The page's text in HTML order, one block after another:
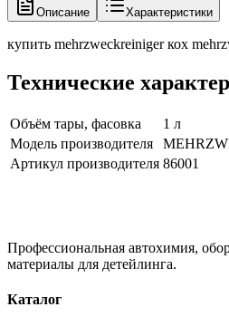
Описание Характеристики
купить mehrzweckreiniger кох
Технические
Объём тары, фасовка
1 л
Модель производителя
Артикул производителя 86001
Профессиональная автохимия,
материалы для детейлинга.
Каталог